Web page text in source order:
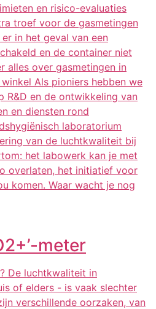
en risico-evaluaties
troef voor de gasmetingen
in het geval van een
en de container niet
alles over gasmetingen in
Als pioniers hebben we
R&D en de ontwikkeling van
en diensten rond
laboratorium
van de luchtkwaliteit bij
het labowerk kan je met
overlaten, het initiatief voor
komen. Waar wacht je nog
meter
De luchtkwaliteit in
of elders - is vaak slechter
verschillende oorzaken, van